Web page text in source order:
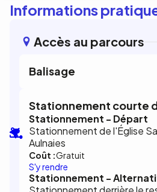
Informations
Accès au parcours
Balisage
Stationnement courte
Stationnement - Départ
Stationnement de l'Église
Aulnaies
Coût :Gratuit
S'y rendre
Stationnement -